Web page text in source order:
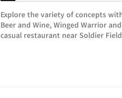
Explore the variety of concepts
Beer and Wine, Winged Warrior
casual restaurant near Soldier